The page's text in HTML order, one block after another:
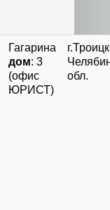
Гагарина
дом: 3
(офис
ЮРИСТ)
г.Троицк
обл.